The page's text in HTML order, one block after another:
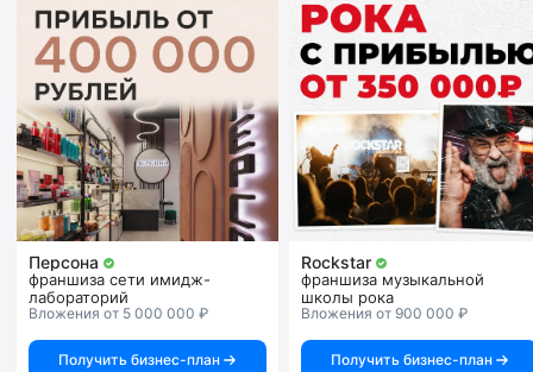
Персона
франшиза сети имидж-
лабораторий
Вложения от 5 000 000 ₽
Получить бизнес-план
Rockstar
франшиза музыкальной
школы рока
Вложения от 900 000 ₽
Получить бизнес-план